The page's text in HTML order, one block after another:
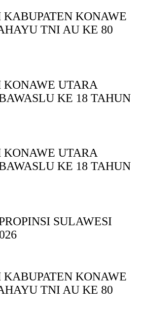
KONAWE
TNI AU KE 80
KONAWE UTARA
KE 18 TAHUN
KONAWE UTARA
KE 18 TAHUN
SULAWESI
KONAWE
TNI AU KE 80